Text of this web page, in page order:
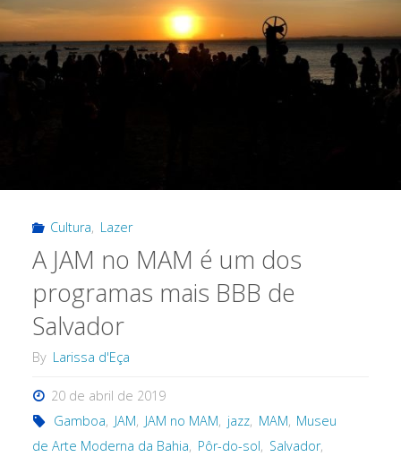
Cultura, Lazer
A JAM no MAM é um dos
programas mais BBB de
Salvador
By Larissa d'Eça
20 de abril de 2019
Gamboa, JAM, JAM no MAM, jazz, MAM, Museu
de Arte Moderna da Bahia, Pôr-do-sol, Salvador,